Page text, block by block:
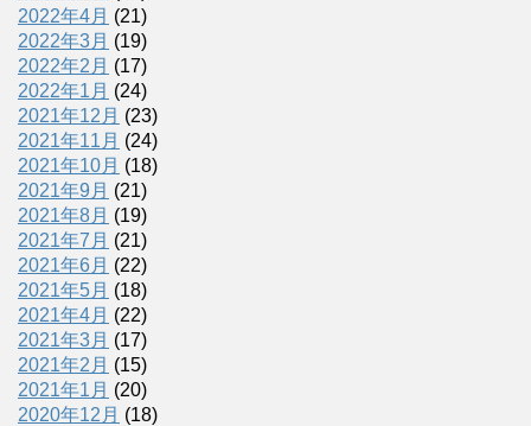
2022年4月 (21)
2022年3月 (19)
2022年2月 (17)
2022年1月 (24)
2021年12月 (23)
2021年11月 (24)
2021年10月 (18)
2021年9月 (21)
2021年8月 (19)
2021年7月 (21)
2021年6月 (22)
2021年5月 (18)
2021年4月 (22)
2021年3月 (17)
2021年2月 (15)
2021年1月 (20)
2020年12月 (18)